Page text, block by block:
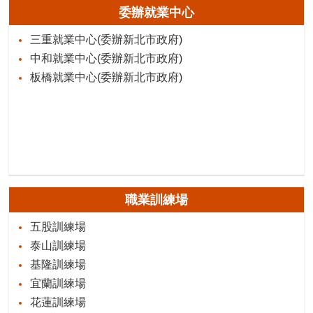
委辦就業中心
三重就業中心(委辦新北市政府)
中和就業中心(委辦新北市政府)
板橋就業中心(委辦新北市政府)
職業訓練場
五股訓練場
泰山訓練場
基隆訓練場
宜蘭訓練場
花蓮訓練場